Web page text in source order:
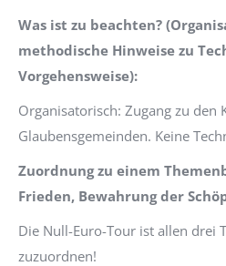
Was ist zu beachten?
methodische Hinweise zu
Vorgehensweise):
Organisatorisch: Zugang zu den
Glaubensgemeinden. Keine
Zuordnung zu einem
Frieden, Bewahrung der
Die Null-Euro-Tour ist allen drei
zuzuordnen!